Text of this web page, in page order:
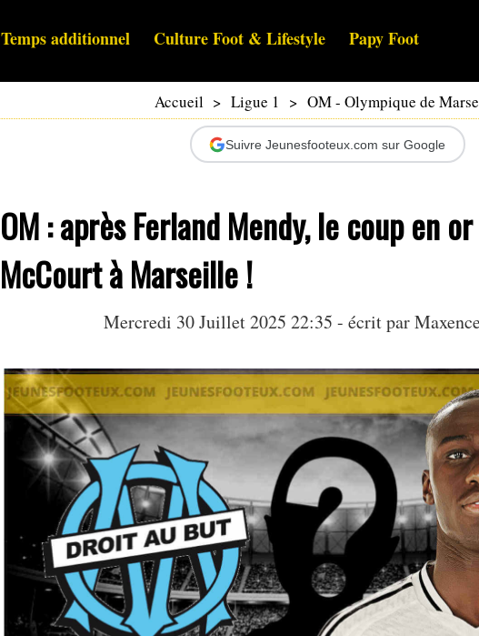
Temps additionnel Culture Foot & Lifestyle Papy Foot
Accueil > Ligue 1 > OM - Olympique de
Suivre Jeunesfooteux.com sur Google
OM : après Ferland Mendy, le coup en
McCourt à Marseille !
Mercredi 30 Juillet 2025 22:35 - écrit par